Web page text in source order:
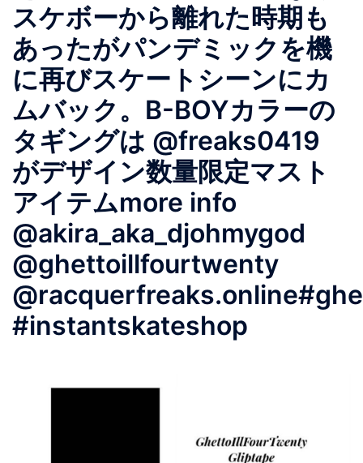
スケボーから離れた時期も
あったがパンデミックを機
に再びスケートシーンにカ
ムバック。B-BOYカラーの
タギングは @freaks0419
がデザイン︎数量限定マスト
アイテム︎more info
@akira_aka_djohmygod
@ghettoillfourtwenty
#instantskateshop